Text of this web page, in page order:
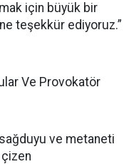
için büyük bir
teşekkür ediyoruz.”
Ve Provokatör
ve metaneti
çizen